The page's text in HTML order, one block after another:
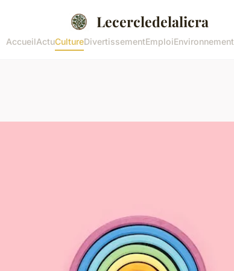
Lecercledelalicra
AccueilActuCultureDivertissementEmploiEnvironnement